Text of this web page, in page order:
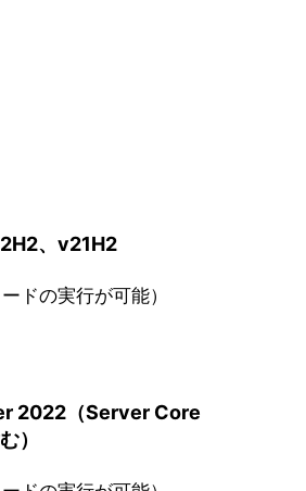
、v21H2
ドの実行が可能）
2022（Server Core
）